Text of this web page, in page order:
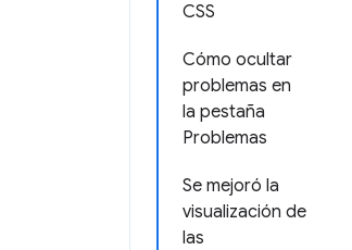
CSS
Cómo ocultar
problemas en
la pestaña
Problemas
Se mejoró la
visualización de
las